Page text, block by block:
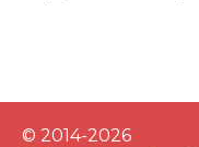
© 2014-2026